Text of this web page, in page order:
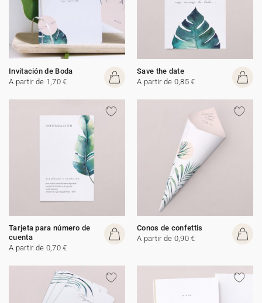
Invitación de Boda
A partir de 1,70 €
Save the date
A partir de 0,85 €
Tarjeta para número de
cuenta
A partir de 0,70 €
Conos de confettis
A partir de 0,90 €